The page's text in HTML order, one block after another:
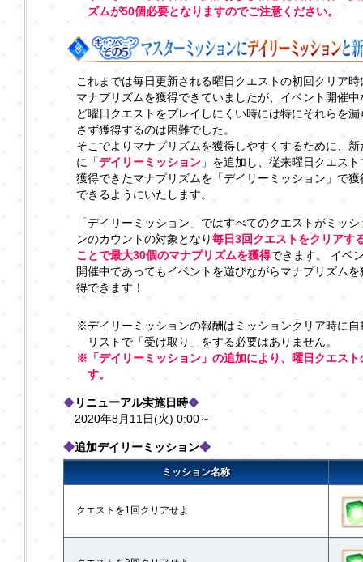
ズムが50個必要となりますのでご注意ください。
これまでは毎日更新される曜日クエストの初回クリア時
マナプリズムを獲得できていましたが、イベント開催中
ど曜日クエストをプレイしにくい時には特にそれらを漏
さず獲得するのは困難でした。
そこでよりマナプリズムを獲得しやすくするために、新
に「デイリーミッション 」を追加し、従来曜日クエスト
獲得できたマナプリズムを「デイリーミッション」で獲
できるようにいたします。
「デイリーミッション」ではすべてのクエストがミッシ
ンのカウントの対象となり毎日3回クエストをクリアす
ことで最大30個のマナプリズムを獲得できます。 イベ
開催中であってもイベントを遊びながらマナプリズムを
得できます！
※デイリーミッションの報酬はミッションクリア時に
リストで「受け取り」をする必要はありません。
※「デイリーミッション」の追加により、曜日クエス
す。
◆リニューアル実施日時◆
2020年8月11日(火) 0:00～
◆追加デイリーミッション◆
ミッション名称
クエストを1回クリアせよ